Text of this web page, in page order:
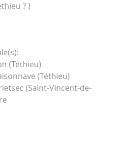
? )
(Téthieu)
(Téthieu)
(Saint-Vincent-de-